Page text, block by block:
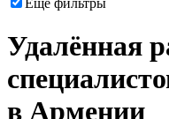
Удалённая
в Армении